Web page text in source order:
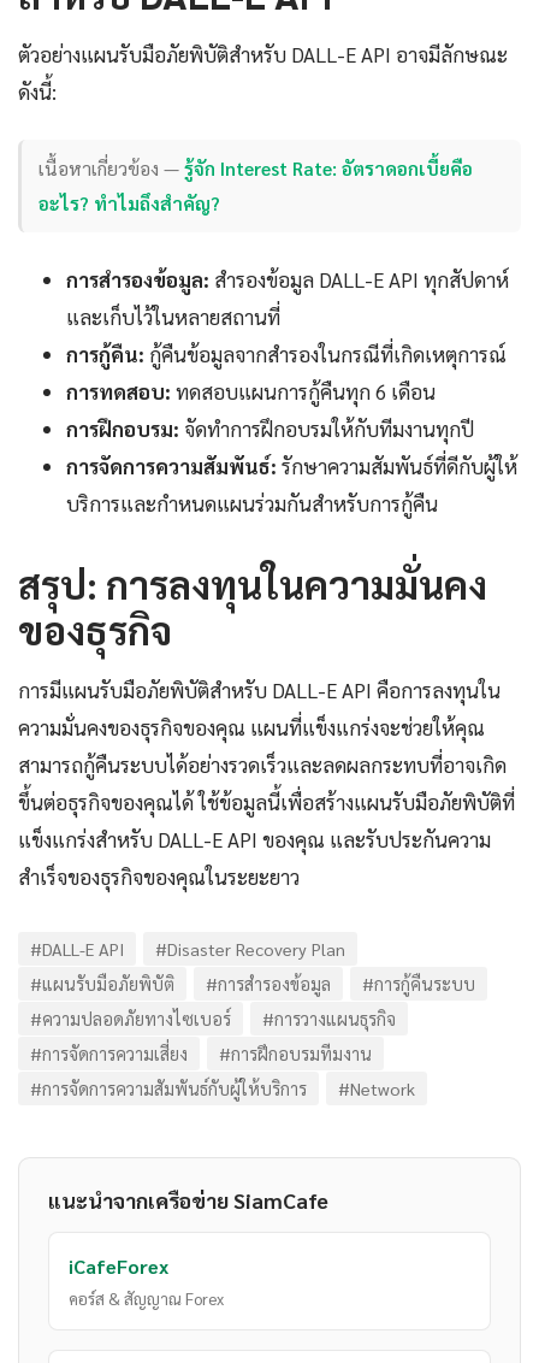
ตัวอย่างแผนรับมือภัยพิบัติสำหรับ DALL-E API อาจมีลักษณะ
ดังนี้:
เนื้อหาเกี่ยวข้อง —รู้จัก Interest Rate: อัตราดอกเบี้ยคือ
อะไร? ทำไมถึงสำคัญ?
การสำรองข้อมูล: สำรองข้อมูล DALL-E API ทุกสัปดาห์
และเก็บไว้ในหลายสถานที่
การกู้คืน: กู้คืนข้อมูลจากสำรองในกรณีที่เกิดเหตุการณ์
การทดสอบ: ทดสอบแผนการกู้คืนทุก 6 เดือน
การฝึกอบรม: จัดทำการฝึกอบรมให้กับทีมงานทุกปี
การจัดการความสัมพันธ์: รักษาความสัมพันธ์ที่ดีกับผู้ให้
บริการและกำหนดแผนร่วมกันสำหรับการกู้คืน
สรุป: การลงทุนในความมั่นคง
ของธุรกิจ
การมีแผนรับมือภัยพิบัติสำหรับ DALL-E API คือการลงทุนใน
ความมั่นคงของธุรกิจของคุณ แผนที่แข็งแกร่งจะช่วยให้คุณ
สามารถกู้คืนระบบได้อย่างรวดเร็วและลดผลกระทบที่อาจเกิด
ขึ้นต่อธุรกิจของคุณได้ ใช้ข้อมูลนี้เพื่อสร้างแผนรับมือภัยพิบัติที่
แข็งแกร่งสำหรับ DALL-E API ของคุณ และรับประกันความ
สำเร็จของธุรกิจของคุณในระยะยาว
#DALL-E API
#Disaster Recovery Plan
#แผนรับมือภัยพิบัติ
#การสำรองข้อมูล
#การกู้คืนระบบ
#ความปลอดภัยทางไซเบอร์
#การวางแผนธุรกิจ
#การจัดการความเสี่ยง
#การฝึกอบรมทีมงาน
#การจัดการความสัมพันธ์กับผู้ให้บริการ
#Network
แนะนำจากเครือข่าย SiamCafe
iCafeForex
คอร์ส & สัญญาณ Forex